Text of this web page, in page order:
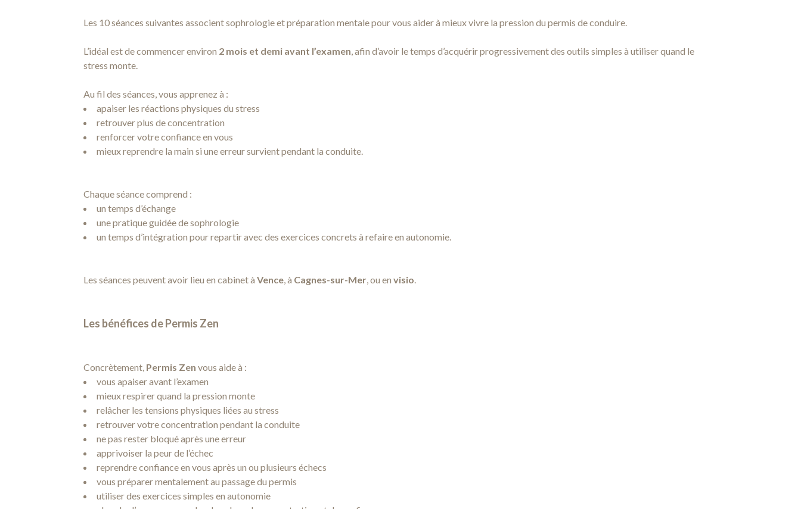
Les 10 séances suivantes associent sophrologie et préparation mentale pour vous aider à mieux vivre la pression du permis de conduire.
L’idéal est de commencer environ 2 mois et demi avant l’examen , afin d’avoir le temps d’acquérir progressivement des outils simples à utiliser quand le
stress monte.
Au fil des séances, vous apprenez à :
apaiser les réactions physiques du stress
retrouver plus de concentration
renforcer votre confiance en vous
mieux reprendre la main si une erreur survient pendant la conduite.
Chaque séance comprend :
un temps d’échange
une pratique guidée de sophrologie
un temps d’intégration pour repartir avec des exercices concrets à refaire en autonomie.
Les séances peuvent avoir lieu en cabinet à Vence , à Cagnes-sur-Mer , ou en visio
Les bénéfices de Permis Zen
Concrètement, Permis Zen vous aide à :
vous apaiser avant l’examen
mieux respirer quand la pression monte
relâcher les tensions physiques liées au stress
retrouver votre concentration pendant la conduite
ne pas rester bloqué après une erreur
apprivoiser la peur de l’échec
reprendre confiance en vous après un ou plusieurs échecs
vous préparer mentalement au passage du permis
utiliser des exercices simples en autonomie